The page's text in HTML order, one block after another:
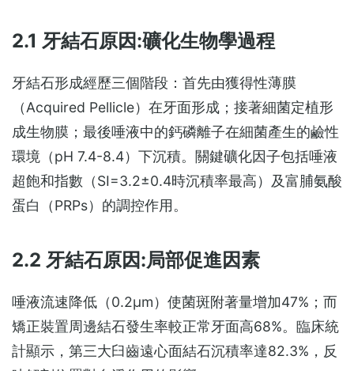
2.1 牙結石原因:礦化生物學過程
牙結石形成經歷三個階段：首先由獲得性薄膜
（Acquired Pellicle）在牙面形成；接著細菌定植形
成生物膜；最後唾液中的鈣磷離子在細菌產生的鹼性
環境（pH 7.4-8.4）下沉積。關鍵礦化因子包括唾液
超飽和指數（SI=3.2±0.4時沉積率最高）及富脯氨酸
蛋白（PRPs）的調控作用。
2.2 牙結石原因:局部促進因素
唾液流速降低（0.2μm）使菌斑附著量增加47%；而
矯正裝置周邊結石發生率較正常牙面高68%。臨床統
計顯示，第三大臼齒遠心面結石沉積率達82.3%，反